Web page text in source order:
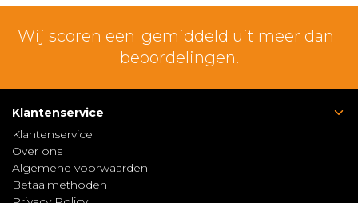
Wij scoren een gemiddeld uit meer dan
beoordelingen.
Klantenservice
Klantenservice
Over ons
Algemene voorwaarden
Betaalmethoden